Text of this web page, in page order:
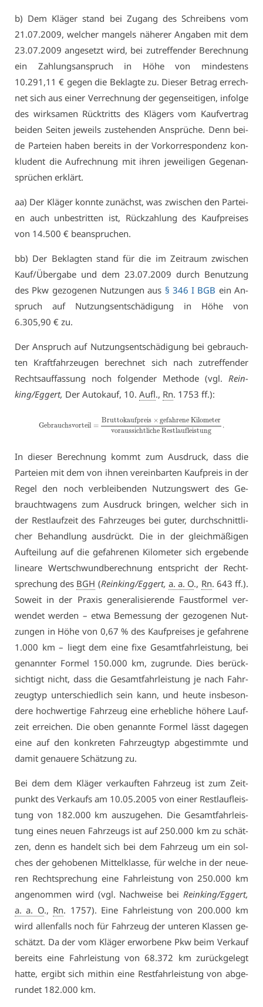
b) Dem Klä­ger stand bei Zu­gang des Schrei­bens vom
21.07.2009, wel­cher man­gels nä­he­rer An­ga­ben mit dem
23.07.2009 an­ge­setzt wird, bei zu­tref­fen­der Be­rech­nung
ein Zah­lungs­an­spruch in Hö­he von min­des­tens
10.291,11 € ge­gen die Be­klag­te zu. Die­ser Be­trag er­rech­
net sich aus ei­ner Ver­rech­nung der ge­gen­sei­ti­gen, in­fol­ge
des wirk­sa­men Rück­tritts des Klä­gers vom Kauf­ver­trag
bei­den Sei­ten je­weils zu­ste­hen­den An­sprü­che. Denn bei­
de Par­tei­en ha­ben be­reits in der Vor­kor­re­spon­denz kon­
klu­dent die Auf­rech­nung mit ih­ren je­wei­li­gen Ge­gen­an­
sprü­chen er­klärt.
aa) Der Klä­ger konn­te zu­nächst, was zwi­schen den Par­tei­
en auch un­be­strit­ten ist, Rück­zah­lung des Kauf­prei­ses
von 14.500 € be­an­spru­chen.
bb) Der Be­klag­ten stand für die im Zeit­raum zwi­schen
Kauf/Über­ga­be und dem 23.07.2009 durch Be­nut­zung
des Pkw ge­zo­ge­nen Nut­zun­gen aus § 346 I BGB ein An­
spruch auf Nut­zungs­ent­schä­di­gung in Hö­he von
6.305,90 € zu.
Der An­spruch auf Nut­zungs­ent­schä­di­gung bei ge­brauch­
ten Kraft­fahr­zeu­gen be­rech­net sich nach zu­tref­fen­der
Rechts­auf­fas­sung noch fol­gen­der Me­tho­de (vgl. Rein­
king/Eg­gert, Der Au­to­kauf, 10. Aufl., Rn. 1753 ff.):
Ge­brauchs­vor­teil =
Brut­to­kauf­preis × ge­fah­re­ne Ki­lo­me­ter
vor­aus­sicht­li­che Rest­lauf­leis­tung
.
In die­ser Be­rech­nung kommt zum Aus­druck, dass die
Par­tei­en mit dem von ih­nen ver­ein­bar­ten Kauf­preis in der
Re­gel den noch ver­blei­ben­den Nut­zungs­wert des Ge­
braucht­wa­gens zum Aus­druck brin­gen, wel­cher sich in
der Rest­lauf­zeit des Fahr­zeu­ges bei gu­ter, durch­schnitt­li­
cher Be­hand­lung aus­drückt. Die in der gleich­mä­ßi­gen
Auf­tei­lung auf die ge­fah­re­nen Ki­lo­me­ter sich er­ge­ben­de
li­nea­re Wert­schwund­be­rech­nung ent­spricht der Recht­
spre­chung des BGH (Rein­king/Eg­gert, a. a. O., Rn. 643 ff.).
So­weit in der Pra­xis ge­ne­ra­li­sie­ren­de Faust­for­mel ver­
wen­det wer­den – et­wa Be­mes­sung der ge­zo­ge­nen Nut­
zun­gen in Hö­he von 0,67 % des Kauf­prei­ses je ge­fah­re­ne
1.000 km – liegt dem ei­ne fi­xe Ge­samt­fahr­leis­tung, bei
ge­nann­ter For­mel 150.000 km, zu­grun­de. Dies be­rück­
sich­tigt nicht, dass die Ge­samt­fahr­leis­tung je nach Fahr­
zeug­typ un­ter­schied­lich sein kann, und heu­te ins­be­son­
de­re hoch­wer­ti­ge Fahr­zeug ei­ne er­heb­li­che hö­he­re Lauf­
zeit er­rei­chen. Die oben ge­nann­te For­mel lässt da­ge­gen
ei­ne auf den kon­kre­ten Fahr­zeug­typ ab­ge­stimm­te und
da­mit ge­naue­re Schät­zung zu.
Bei dem dem Klä­ger ver­kauf­ten Fahr­zeug ist zum Zeit­
punkt des Ver­kaufs am 10.05.2005 von ei­ner Rest­lauf­leis­
tung von 182.000 km aus­zu­ge­hen. Die Ge­samt­fahr­leis­
tung ei­nes neu­en Fahr­zeugs ist auf 250.000 km zu schät­
zen, denn es han­delt sich bei dem Fahr­zeug um ein sol­
ches der ge­ho­be­nen Mit­tel­klas­se, für wel­che in der neue­
ren Recht­spre­chung ei­ne Fahr­leis­tung von 250.000 km
an­ge­nom­men wird (vgl. Nach­wei­se bei Rein­king/Eg­gert,
a. a. O., Rn. 1757). Ei­ne Fahr­leis­tung von 200.000 km
wird al­len­falls noch für Fahr­zeug der un­te­ren Klas­sen ge­
schätzt. Da der vom Klä­ger er­wor­be­ne Pkw beim Ver­kauf
be­reits ei­ne Fahr­leis­tung von 68.372 km zu­rück­ge­legt
hat­te, er­gibt sich mit­hin ei­ne Rest­fahr­leis­tung von ab­ge­
run­det 182.000 km.